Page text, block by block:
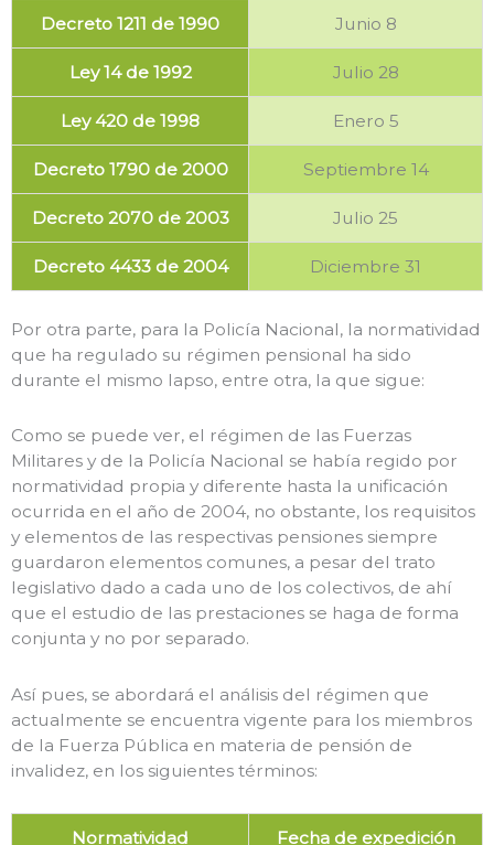
Decreto 1211 de 1990 Junio 8
Ley 14 de 1992 Julio 28
Ley 420 de 1998 Enero 5
Decreto 1790 de 2000 Septiembre 14
Decreto 2070 de 2003 Julio 25
Decreto 4433 de 2004 Diciembre 31
Por otra parte, para la Policía Nacional, la normatividad
que ha regulado su régimen pensional ha sido
durante el mismo lapso, entre otra, la que sigue:
Como se puede ver, el régimen de las Fuerzas
Militares y de la Policía Nacional se había regido por
normatividad propia y diferente hasta la unificación
ocurrida en el año de 2004, no obstante, los requisitos
y elementos de las respectivas pensiones siempre
guardaron elementos comunes, a pesar del trato
legislativo dado a cada uno de los colectivos, de ahí
que el estudio de las prestaciones se haga de forma
conjunta y no por separado.
Así pues, se abordará el análisis del régimen que
actualmente se encuentra vigente para los miembros
de la Fuerza Pública en materia de pensión de
invalidez, en los siguientes términos:
Normatividad Fecha de expedición